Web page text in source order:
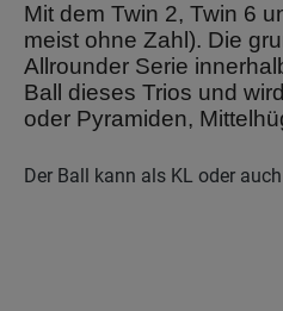
Mit dem Twin 2, Twin 6
meist ohne Zahl). Die
Allrounder Serie
Ball dieses Trios und
oder Pyramiden,
Der Ball kann als KL oder